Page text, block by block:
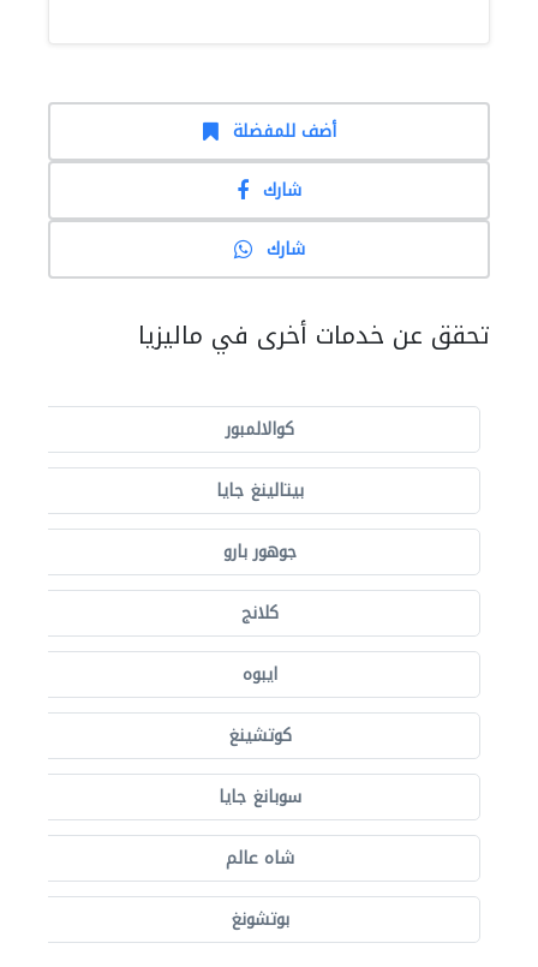
أضف للمفضلة
شارك
شارك
تحقق عن خدمات أخرى في ماليزيا
كوالالمبور
بيتالينغ جايا
جوهور بارو
كلانج
ايبوه
كوتشينغ
سوبانغ جايا
شاه عالم
بوتشونغ